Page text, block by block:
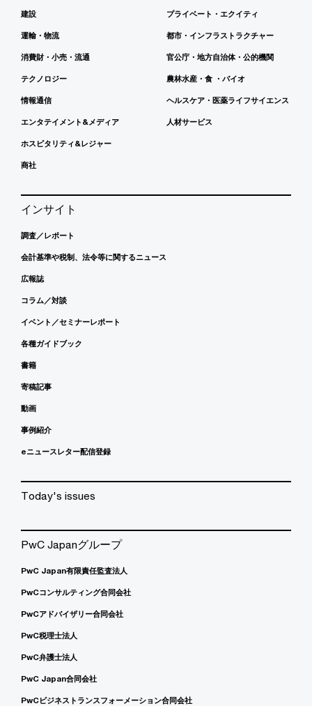
建設
運輸・物流
消費財・小売・流通
テクノロジー
情報通信
エンタテイメント&メディア
ホスピタリティ&レジャー
商社
プライベート・エクイティ
都市・インフラストラクチャー
官公庁・地方自治体・公的機関
農林水産・食 ・バイオ
ヘルスケア・医薬ライフサイエンス
人材サービス
インサイト
調査／レポート
会計基準や税制、法令等に関するニュース
広報誌
コラム／対談
イベント／セミナーレポート
各種ガイドブック
書籍
寄稿記事
動画
事例紹介
eニュースレター配信登録
Today's issues
PwC Japanグループ
PwC Japan有限責任監査法人
PwCコンサルティング合同会社
PwCアドバイザリー合同会社
PwC税理士法人
PwC弁護士法人
PwC Japan合同会社
PwCビジネストランスフォーメーション合同会社